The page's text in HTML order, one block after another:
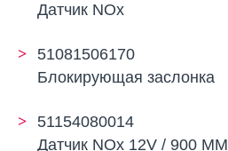
Датчик NOx
51081506170
Блокирующая заслонка
51154080014
Датчик NOx 12V / 900 MM